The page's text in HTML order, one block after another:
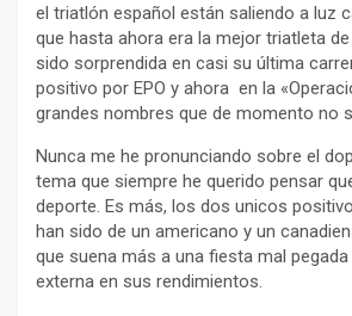
el triatlón español están saliendo a luz
que hasta ahora era la mejor triatleta
sido sorprendida en casi su última
positivo por EPO y ahora en la
grandes nombres que de momento no
Nunca me he pronunciando sobre el
tema que siempre he querido pensar
deporte. Es más, los dos unicos
han sido de un americano y un
que suena más a una fiesta mal
externa en sus rendimientos.